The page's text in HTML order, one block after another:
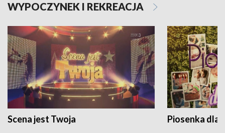
WYPOCZYNEK I REKREACJA
Scena jest Twoja Piosenka dla